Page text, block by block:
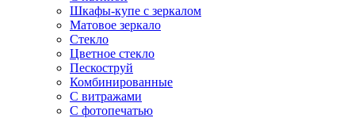
Шкафы-купе с зеркалом
Матовое зеркало
Стекло
Цветное стекло
Пескоструй
Комбинированные
С витражами
С фотопечатью